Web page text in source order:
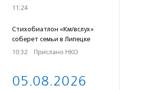
11:24
Стихобиатлон «Км/вслух»
соберет семьи в Липецке
10:32 · Прислано НКО
05.08.2026